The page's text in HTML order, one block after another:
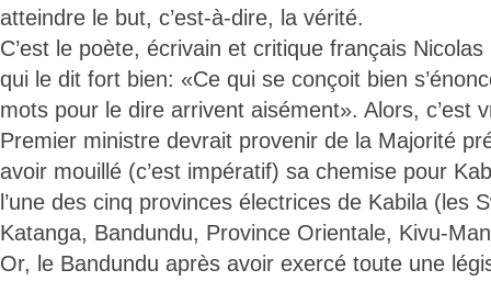
atteindre le but, c’est-à-dire, la vérité.
C’est le poète, écrivain et critique français
qui le dit fort bien: «Ce qui se conçoit bien
mots pour le dire arrivent aisément». Alors, c’est
Premier ministre devrait provenir de la Majorité
avoir mouillé (c’est impératif) sa chemise pour
l’une des cinq provinces électrices de Kabila (les
Katanga, Bandundu, Province Orientale, Kivu-
Or, le Bandundu après avoir exercé toute une